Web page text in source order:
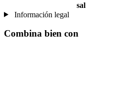
sal
Información legal
Combina bien con